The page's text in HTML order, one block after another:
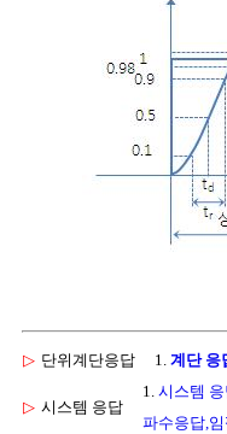
▷ 단위계단응답 1. 계단 응
▷ 시스템 응답
1. 시스템
파수응답,